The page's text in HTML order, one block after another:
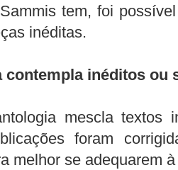
tem, foi
inéditas.
contempla inéditos ou
mescla textos
foram
melhor se adequarem